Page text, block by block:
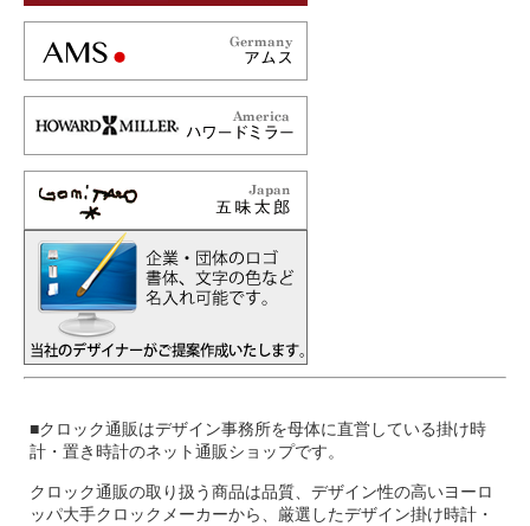
■クロック通販はデザイン事務所を母体に直営している掛け時
計・置き時計のネット通販ショップです。
クロック通販の取り扱う商品は品質、デザイン性の高いヨーロ
ッパ大手クロックメーカーから、厳選したデザイン掛け時計・